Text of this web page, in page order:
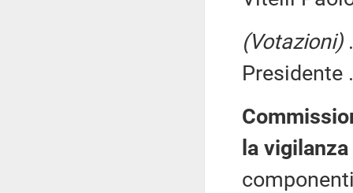
(Votazioni)
Presidente
la